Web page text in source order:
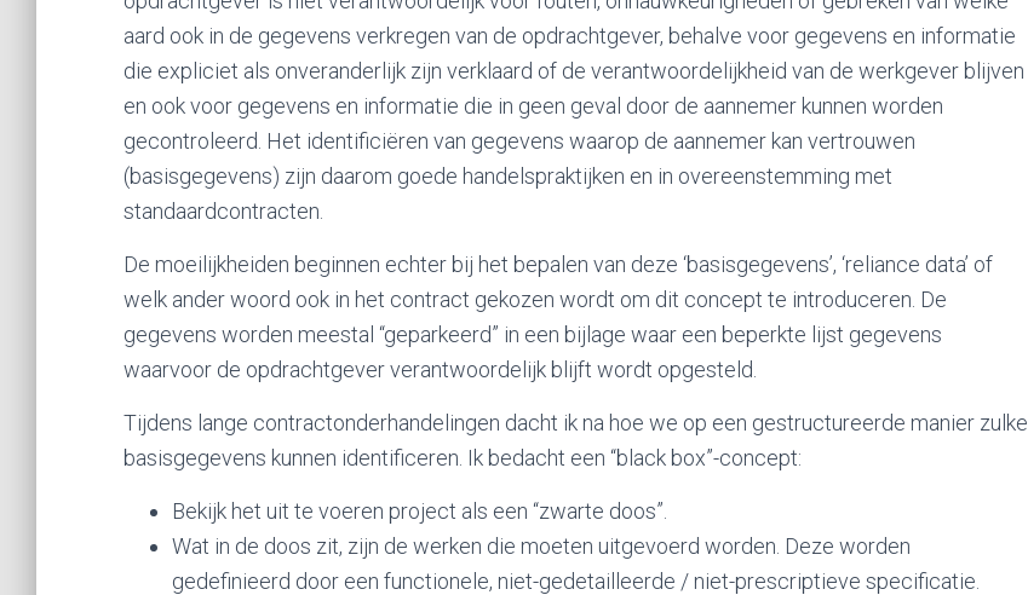
aard ook in de gegevens verkregen van de opdrachtgever, behalve voor gegevens en informatie
die expliciet als onveranderlijk zijn verklaard of de verantwoordelijkheid van de werkgever blijven
en ook voor gegevens en informatie die in geen geval door de aannemer kunnen worden
gecontroleerd. Het identificiëren van gegevens waarop de aannemer kan vertrouwen
(basisgegevens) zijn daarom goede handelspraktijken en in overeenstemming met
standaardcontracten.
De moeilijkheiden beginnen echter bij het bepalen van deze ‘basisgegevens’, ‘reliance data’ of
welk ander woord ook in het contract gekozen wordt om dit concept te introduceren. De
gegevens worden meestal “geparkeerd” in een bijlage waar een beperkte lijst gegevens
waarvoor de opdrachtgever verantwoordelijk blijft wordt opgesteld.
Tijdens lange contractonderhandelingen dacht ik na hoe we op een gestructureerde manier zulke
basisgegevens kunnen identificeren. Ik bedacht een “black box”-concept:
Bekijk het uit te voeren project als een “zwarte doos”.
Wat in de doos zit, zijn de werken die moeten uitgevoerd worden. Deze worden
gedefinieerd door een functionele, niet-gedetailleerde / niet-prescriptieve specificatie.